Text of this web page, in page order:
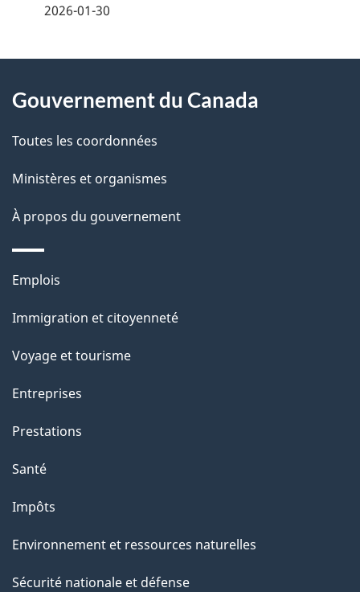
i
l
s
d
e
l
a
p
a
g
e
2026-01-30
propos
de
ce
site
Gouvernement du Canada
Toutes les coordonnées
Ministères et organismes
À propos du gouvernement
Thèmes
sujets
Emplois
Immigration et citoyenneté
Voyage et tourisme
Entreprises
Prestations
Santé
Impôts
Environnement et ressources naturelles
Sécurité nationale et défense